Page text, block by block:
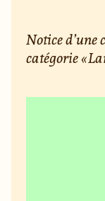
Notice d’une
catégorie «